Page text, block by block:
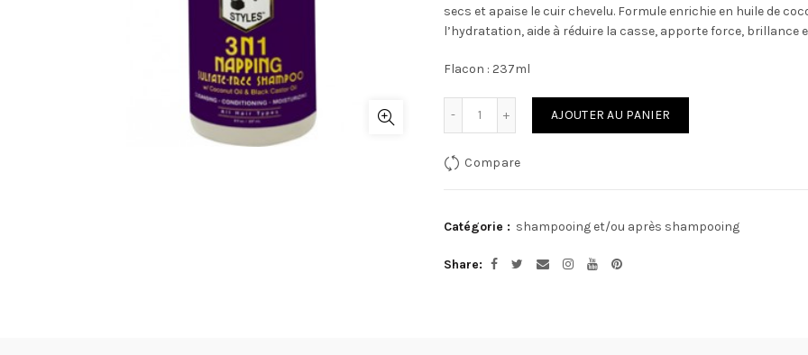
secs et apaise le cuir chevelu. Formule enrichie en huile de
l’hydratation, aide à réduire la casse, apporte force, brillance
Flacon : 237ml
AJOUTER AU PANIER
Compare
Catégorie : shampooing et/ou après shampooing
Share